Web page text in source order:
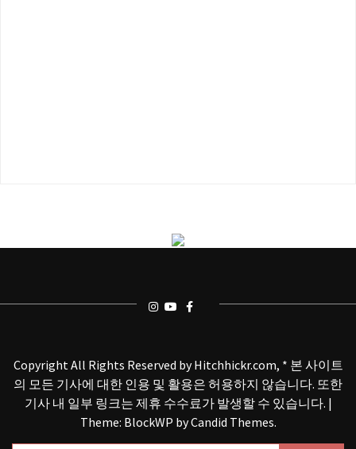
Copyright All Rights Reserved by Hitchhickr.com, * 본 사이트
의 모든 기사에 대한 인용 및 활용은 허용하지 않습니다. 또한
기사 내 일부 링크는 제휴 수수료가 발생할 수 있습니다. |
Theme: BlockWP byCandid Themes.